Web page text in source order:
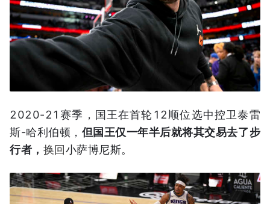
2020-21赛季，国王在首轮12顺位选中控卫泰雷
斯-哈利伯顿， 但国王仅一年半后就将其交易去了步
行者， 换回小萨博尼斯。